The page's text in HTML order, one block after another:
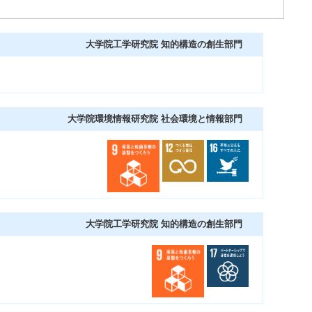
大学院工学研究院 知的構造の創生部門
大学院環境情報研究院 社会環境と情報部門
大学院工学研究院 知的構造の創生部門